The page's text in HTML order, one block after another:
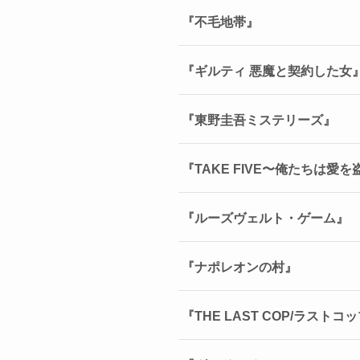
『不毛地帯』
『ギルティ 悪魔と契約した女』
『東野圭吾ミステリーズ』
『TAKE FIVE〜俺たちは愛を
『ルーズヴェルト・ゲーム』
『ナポレオンの村』
『THE LAST COP/ラストコッ